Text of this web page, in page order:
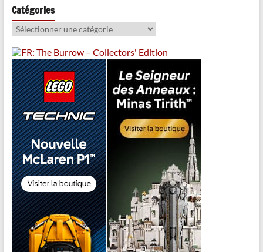
Catégories
Catégories